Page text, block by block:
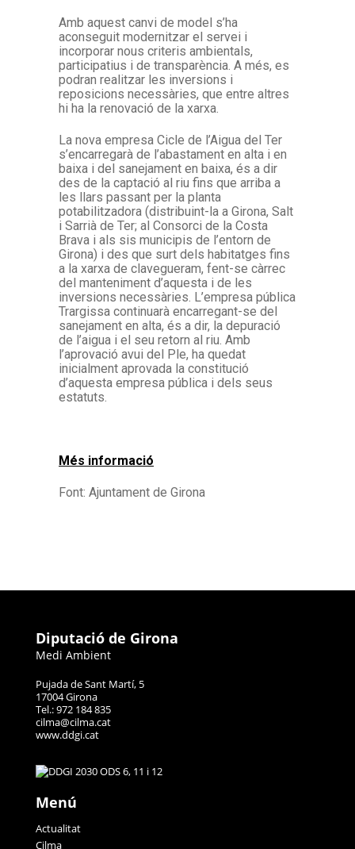
Amb aquest canvi de model s’ha
aconseguit modernitzar el servei i
incorporar nous criteris ambientals,
participatius i de transparència. A més, es
podran realitzar les inversions i
reposicions necessàries, que entre altres
hi ha la renovació de la xarxa.
La nova empresa Cicle de l’Aigua del Ter
s’encarregarà de l’abastament en alta i en
baixa i del sanejament en baixa, és a dir
des de la captació al riu fins que arriba a
les llars passant per la planta
potabilitzadora (distribuint-la a Girona, Salt
i Sarrià de Ter; al Consorci de la Costa
Brava i als sis municipis de l’entorn de
Girona) i des que surt dels habitatges fins
a la xarxa de clavegueram, fent-se càrrec
del manteniment d’aquesta i de les
inversions necessàries. L’empresa pública
Trargissa continuarà encarregant-se del
sanejament en alta, és a dir, la depuració
de l’aigua i el seu retorn al riu. Amb
l’aprovació avui del Ple, ha quedat
inicialment aprovada la constitució
d’aquesta empresa pública i dels seus
estatuts.
Més informació
Font: Ajuntament de Girona
Diputació de Girona
Medi Ambient
Pujada de Sant Martí, 5
17004 Girona
Tel.: 972 184 835
cilma@cilma.cat
www.ddgi.cat
Menú
Actualitat
Cilma